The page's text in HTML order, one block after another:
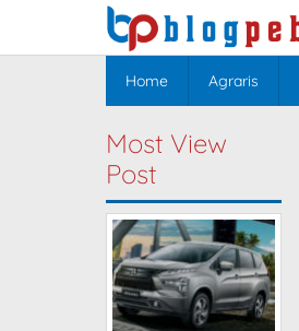
content
Home Agraris
Most View
Post